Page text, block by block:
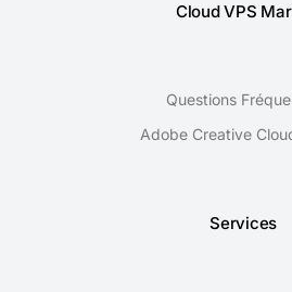
Cloud VPS
Questions
Adobe Creative
Services